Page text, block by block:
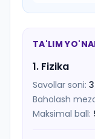
TA'LIM
1. Fizika
Savollar soni:
Baholash
Maksimal ball: